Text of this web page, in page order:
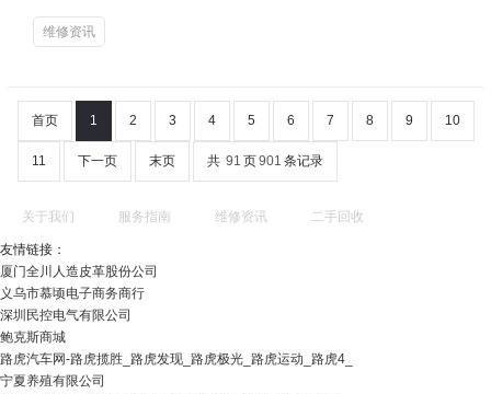
维修资讯
首页 1 2 3 4 5 6 7 8 9 10
11 下一页 末页 共 91 页901 条记录
关于我们 服务指南 维修资讯 二手回收
友情链接：
厦门全川人造皮革股份公司
义乌市慕顷电子商务商行
深圳民控电气有限公司
鲍克斯商城
路虎汽车网-路虎揽胜_路虎发现_路虎极光_路虎运动_路虎4_
宁夏养殖有限公司